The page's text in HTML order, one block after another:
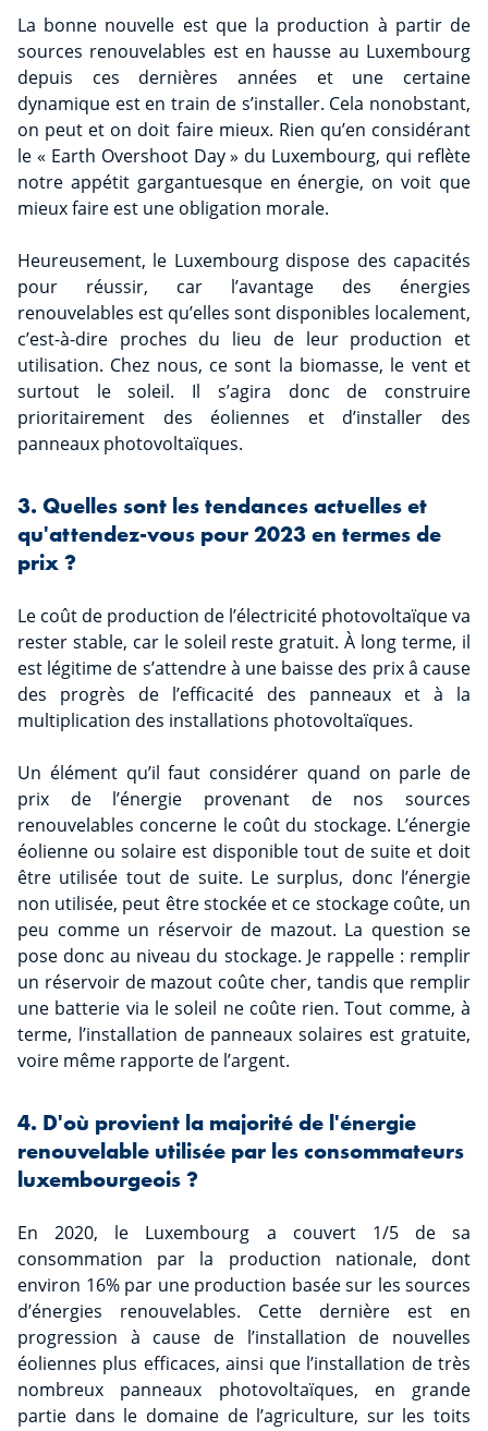
La bonne nouvelle est que la production à partir de
sources renouvelables est en hausse au Luxembourg
depuis ces dernières années et une certaine
dynamique est en train de s’installer. Cela nonobstant,
on peut et on doit faire mieux. Rien qu’en considérant
le « Earth Overshoot Day » du Luxembourg, qui reflète
notre appétit gargantuesque en énergie, on voit que
mieux faire est une obligation morale.
Heureusement, le Luxembourg dispose des capacités
pour réussir, car l’avantage des énergies
renouvelables est qu’elles sont disponibles localement,
c’est-à-dire proches du lieu de leur production et
utilisation. Chez nous, ce sont la biomasse, le vent et
surtout le soleil. Il s’agira donc de construire
prioritairement des éoliennes et d’installer des
panneaux photovoltaïques.
3. Quelles sont les tendances actuelles et
qu'attendez-vous pour 2023 en termes de
prix ?
Le coût de production de l’électricité photovoltaïque va
rester stable, car le soleil reste gratuit. À long terme, il
est légitime de s’attendre à une baisse des prix â cause
des progrès de l’efficacité des panneaux et à la
multiplication des installations photovoltaïques.
Un élément qu’il faut considérer quand on parle de
prix de l’énergie provenant de nos sources
renouvelables concerne le coût du stockage. L’énergie
éolienne ou solaire est disponible tout de suite et doit
être utilisée tout de suite. Le surplus, donc l’énergie
non utilisée, peut être stockée et ce stockage coûte, un
peu comme un réservoir de mazout. La question se
pose donc au niveau du stockage. Je rappelle : remplir
un réservoir de mazout coûte cher, tandis que remplir
une batterie via le soleil ne coûte rien. Tout comme, à
terme, l’installation de panneaux solaires est gratuite,
voire même rapporte de l’argent.
4. D'où provient la majorité de l'énergie
renouvelable utilisée par les consommateurs
luxembourgeois ?
En 2020, le Luxembourg a couvert 1/5 de sa
consommation par la production nationale, dont
environ 16% par une production basée sur les sources
d’énergies renouvelables. Cette dernière est en
progression à cause de l’installation de nouvelles
éoliennes plus efficaces, ainsi que l’installation de très
nombreux panneaux photovoltaïques, en grande
partie dans le domaine de l’agriculture, sur les toits